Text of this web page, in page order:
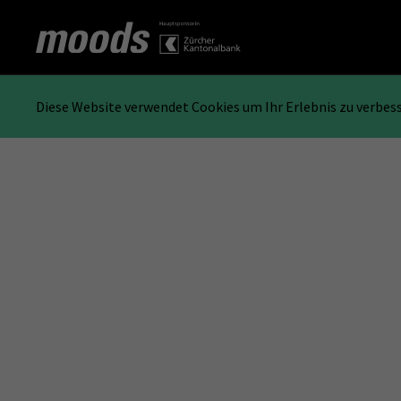
Diese Website verwendet Cookies um Ihr Erlebnis zu